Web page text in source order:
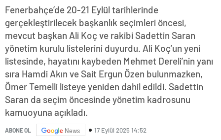
Fenerbahçe’de 20-21 Eylül tarihlerinde
gerçekleştirilecek başkanlık seçimleri öncesi,
mevcut başkan Ali Koç ve rakibi Sadettin Saran
yönetim kurulu listelerini duyurdu. Ali Koç’un yeni
listesinde, hayatını kaybeden Mehmet Dereli’nin yanı
sıra Hamdi Akın ve Sait Ergun Özen bulunmazken,
Ömer Temelli listeye yeniden dahil edildi. Sadettin
Saran da seçim öncesinde yönetim kadrosunu
kamuoyuna açıkladı.
ABONE OL News 17 Eylül 2025 14:52